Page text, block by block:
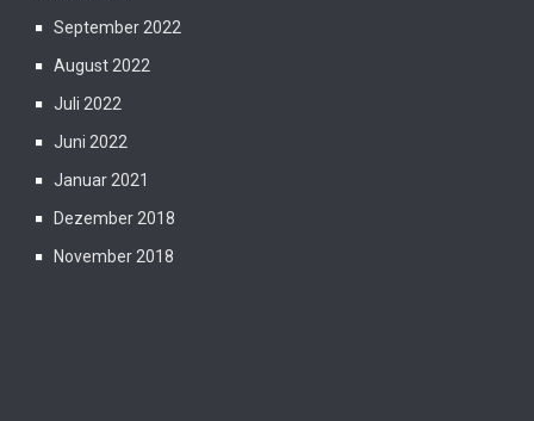
September 2022
August 2022
Juli 2022
Juni 2022
Januar 2021
Dezember 2018
November 2018